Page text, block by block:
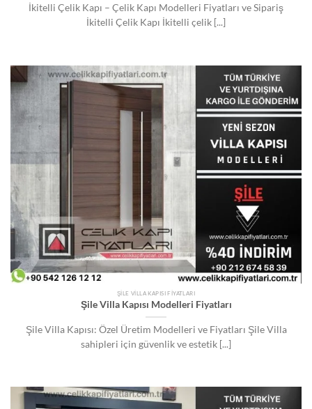
İkitelli Çelik Kapı – Çelik Kapı Modelleri Fiyatları ve Sipariş
İkitelli Çelik Kapı İkitelli çelik [...]
ŞILE VILLA KAPISI FIYATLARI
Şile Villa Kapısı Modelleri Fiyatları
Şile Villa Kapısı: Özel Üretim Modelleri ve Fiyatları Şile Villa
sahipleri için güvenlik ve estetik [...]